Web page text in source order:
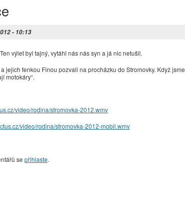
- 10:13
výlet byl tajný, vytáhl nás nás syn a já nic netušil.
jejich fenkou Finou pozvali na procházku do Stromovky. Když jsme
motokáry“.
video/rodina/stromovka-2012.wmv
video/rodina/stromovka-2012-mobil.wmv
se přihlaste.